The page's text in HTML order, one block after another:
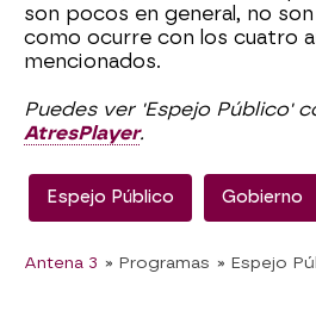
son pocos en general, no
como ocurre con los cuatro
mencionados.
Puedes ver 'Espejo Público'
AtresPlayer.
Espejo Público Gobierno
Antena 3 » Programas » Espejo